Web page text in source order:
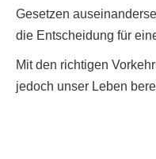
Gesetzen
die Entscheidung für
Mit den richtigen
jedoch unser Leben